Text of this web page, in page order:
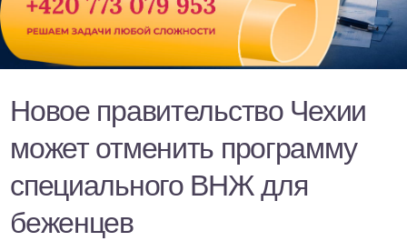
Новое правительство Чехии
может отменить программу
специального ВНЖ для
беженцев